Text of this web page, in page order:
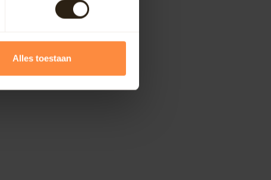
Alles toestaan